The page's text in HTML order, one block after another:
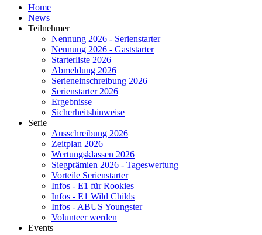
Home
News
Teilnehmer
Nennung 2026 - Serienstarter
Nennung 2026 - Gaststarter
Starterliste 2026
Abmeldung 2026
Serieneinschreibung 2026
Serienstarter 2026
Ergebnisse
Sicherheitshinweise
Serie
Ausschreibung 2026
Zeitplan 2026
Wertungsklassen 2026
Siegprämien 2026 - Tageswertung
Vorteile Serienstarter
Infos - E1 für Rookies
Infos - E1 Wild Childs
Infos - ABUS Youngster
Volunteer werden
Events